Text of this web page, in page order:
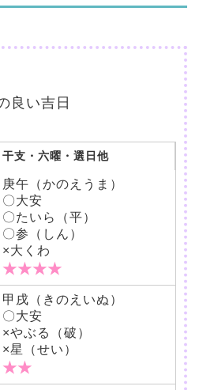
良い吉日
干支・六曜・選日他
庚午（かのえうま）
〇大安
〇たいら（平）
〇参（しん）
×大くわ
★★★★
甲戌（きのえいぬ）
〇大安
×やぶる（破）
×星（せい）
★★